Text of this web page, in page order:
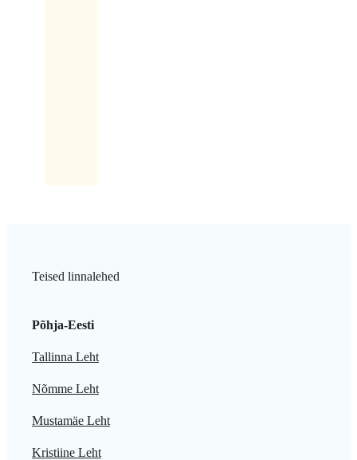
Teised linnalehed
Põhja-Eesti
Tallinna Leht
Nõmme Leht
Mustamäe Leht
Kristiine Leht